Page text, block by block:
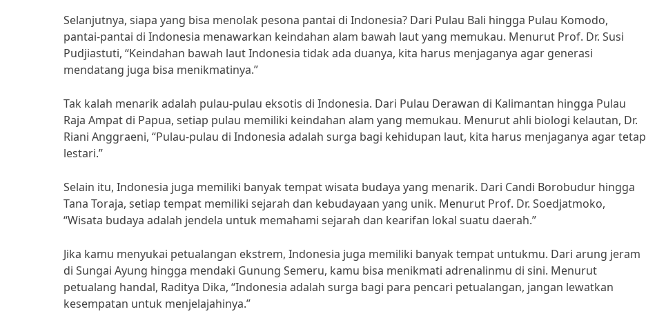
Selanjutnya, siapa yang bisa menolak pesona pantai di Indonesia? Dari Pulau Bali hingga Pulau Komodo,
pantai-pantai di Indonesia menawarkan keindahan alam bawah laut yang memukau. Menurut Prof. Dr. Susi
Pudjiastuti, “Keindahan bawah laut Indonesia tidak ada duanya, kita harus menjaganya agar generasi
mendatang juga bisa menikmatinya.”
Tak kalah menarik adalah pulau-pulau eksotis di Indonesia. Dari Pulau Derawan di Kalimantan hingga Pulau
Raja Ampat di Papua, setiap pulau memiliki keindahan alam yang memukau. Menurut ahli biologi kelautan, Dr.
Riani Anggraeni, “Pulau-pulau di Indonesia adalah surga bagi kehidupan laut, kita harus menjaganya agar tetap
lestari.”
Selain itu, Indonesia juga memiliki banyak tempat wisata budaya yang menarik. Dari Candi Borobudur hingga
Tana Toraja, setiap tempat memiliki sejarah dan kebudayaan yang unik. Menurut Prof. Dr. Soedjatmoko,
“Wisata budaya adalah jendela untuk memahami sejarah dan kearifan lokal suatu daerah.”
Jika kamu menyukai petualangan ekstrem, Indonesia juga memiliki banyak tempat untukmu. Dari arung jeram
di Sungai Ayung hingga mendaki Gunung Semeru, kamu bisa menikmati adrenalinmu di sini. Menurut
petualang handal, Raditya Dika, “Indonesia adalah surga bagi para pencari petualangan, jangan lewatkan
kesempatan untuk menjelajahinya.”